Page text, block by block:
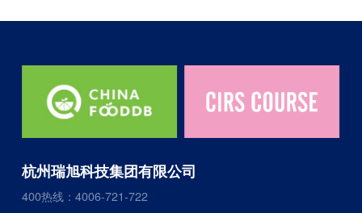
杭州瑞旭科技集团有限公司
400热线：4006-721-722